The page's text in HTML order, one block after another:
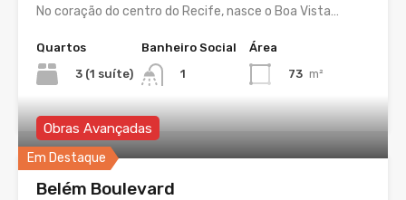
No coração do centro do Recife, nasce o Boa Vista…
Quartos
3 (1 suíte)
Banheiro Social
1
Área
73 m²
Em Destaque
Obras Avançadas
Belém Boulevard